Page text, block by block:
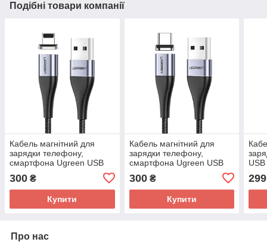
Подібні товари компанії
Кабель магнітний для
зарядки телефону,
смартфона Ugreen USB
Lightning 100см 3A Чорний
300 ₴
Купити
Кабель магнітний для
зарядки телефону,
смартфона Ugreen USB
Type C Android 100см 3A
Чорний
300₴
Купити
USB
299
Про нас